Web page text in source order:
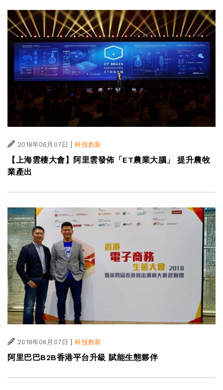
2018年06月07日 | 科技創新
【上海雲棲大會】阿里雲發佈「ET農業大腦」 提升農牧
業產出
2018年06月07日 科技創新
阿里巴巴B2B香港平台升級 賦能生態夥伴